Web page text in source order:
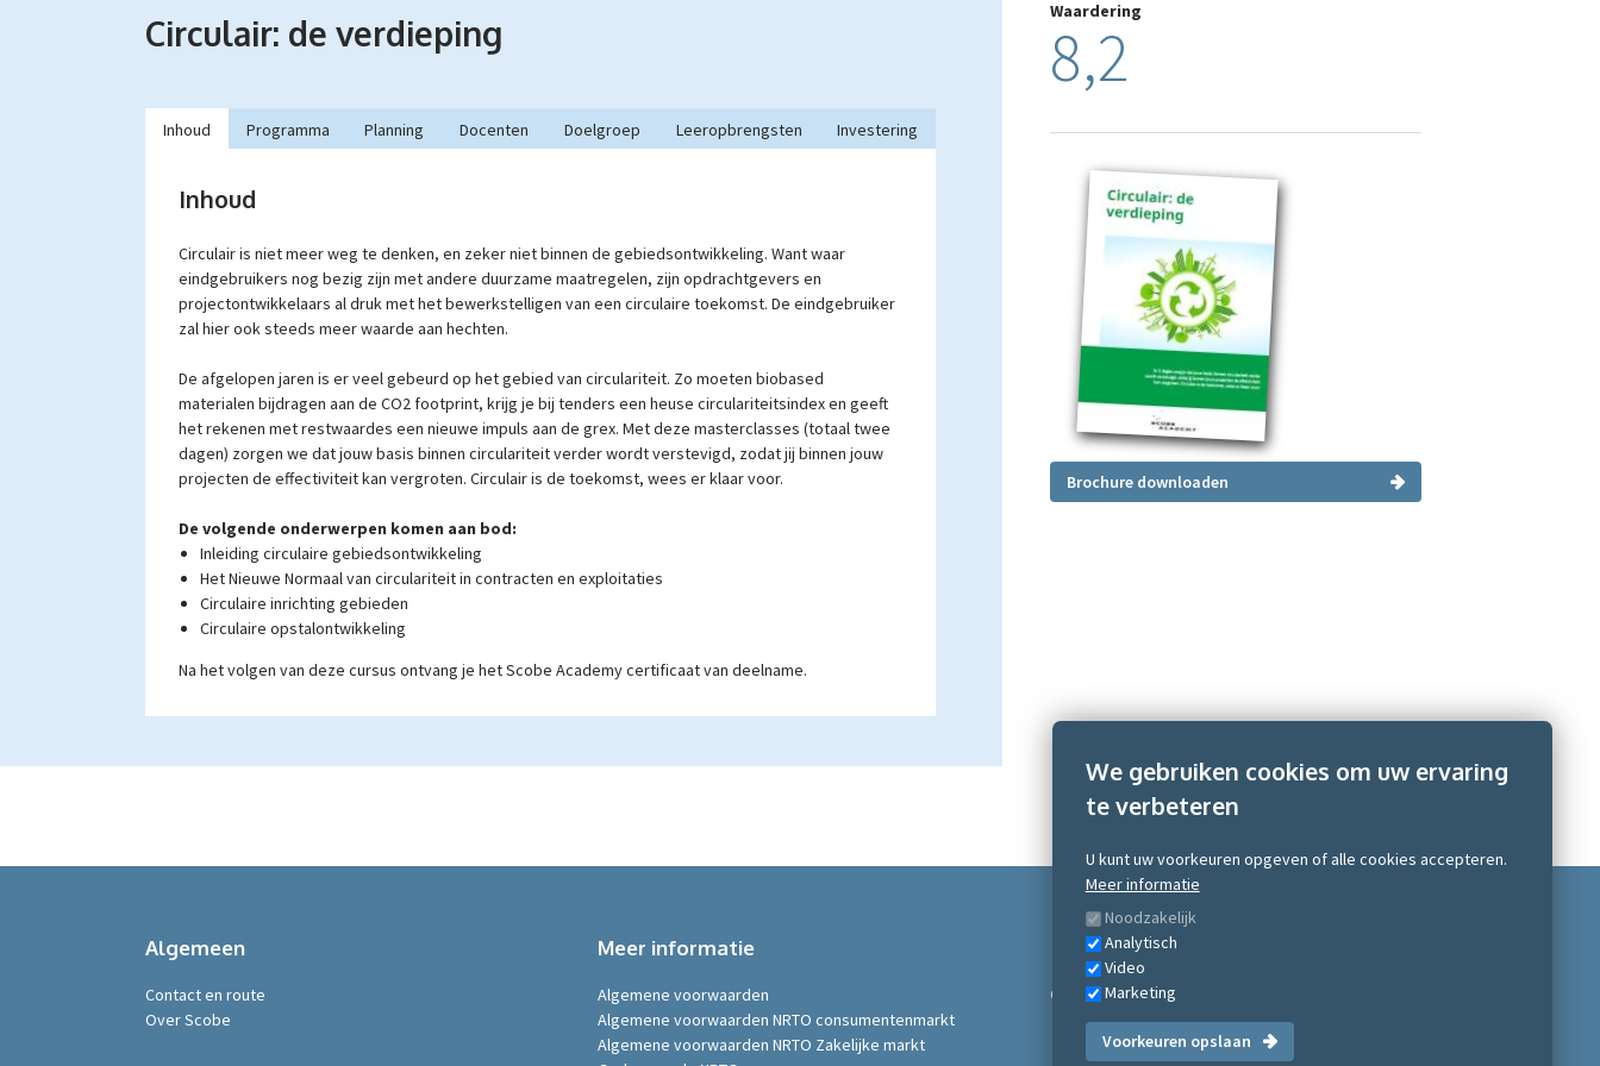
Circulair: de verdieping
Inhoud Programma Planning Docenten Doelgroep Leeropbrengsten Investering
Inhoud
Circulair is niet meer weg te denken, en zeker niet binnen de gebiedsontwikkeling. Want waar
eindgebruikers nog bezig zijn met andere duurzame maatregelen, zijn opdrachtgevers en
projectontwikkelaars al druk met het bewerkstelligen van een circulaire toekomst. De eindgebruiker
zal hier ook steeds meer waarde aan hechten.
De afgelopen jaren is er veel gebeurd op het gebied van circulariteit. Zo moeten biobased
materialen bijdragen aan de CO2 footprint, krijg je bij tenders een heuse circulariteitsindex en geeft
het rekenen met restwaardes een nieuwe impuls aan de grex. Met deze masterclasses (totaal twee
dagen) zorgen we dat jouw basis binnen circulariteit verder wordt verstevigd, zodat jij binnen jouw
projecten de effectiviteit kan vergroten. Circulair is de toekomst, wees er klaar voor.
De volgende onderwerpen komen aan bod:
Inleiding circulaire gebiedsontwikkeling
Het Nieuwe Normaal van circulariteit in contracten en exploitaties
Circulaire inrichting gebieden
Circulaire opstalontwikkeling
Na het volgen van deze cursus ontvang je het Scobe Academy certificaat van deelname.
Waardering
8,2
Brochure downloaden
Algemeen
Contact en route
Over Scobe
Meer informatie
Algemene voorwaarden
Algemene voorwaarden NRTO consumentenmarkt
Algemene voorwaarden NRTO Zakelijke markt
©Scobe Academy 2026
We gebruiken cookies om uw ervaring
te verbeteren
U kunt uw voorkeuren opgeven of alle cookies accepteren.
Meer informatie
Noodzakelijk
Analytisch
Video
Marketing
Voorkeuren opslaan